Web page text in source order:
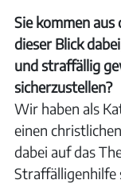
Sie kommen
dieser Blick
und straffällig
sicherzustellen?
Wir haben als
einen
dabei auf das
Straffälligenhilfe